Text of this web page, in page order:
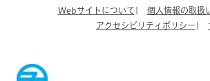
Webサイトについて 個人情報の取扱
アクセシビリティポリシー